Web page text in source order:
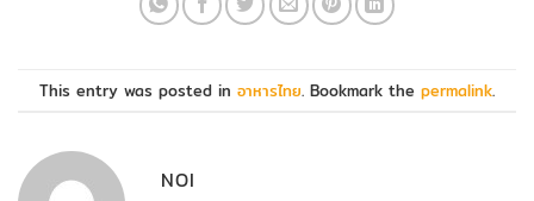
This entry was posted in อาหารไทย. Bookmark the permalink.
NOI